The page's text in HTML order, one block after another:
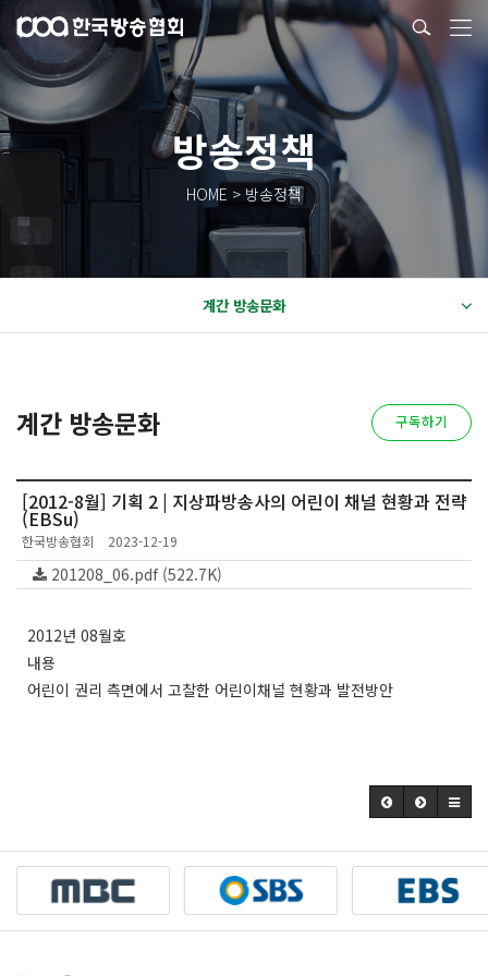
방송정책
HOME > 방송정책
계간 방송문화
계간 방송문화 구독하기
[2012-8월] 기획 2 | 지상파방송사의 어린이 채널 현황과 전략
(EBSu)
한국방송협회 2023-12-19
201208_06.pdf (522.7K)
2012년 08월호
내용
어린이 권리 측면에서 고찰한 어린이채널 현황과 발전방안